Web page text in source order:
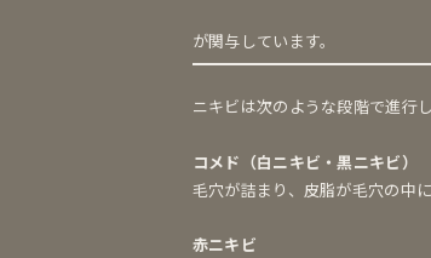
が関与しています。
ニキビは次のような段階で進行し
コメド（白ニキビ・黒ニキビ）
毛穴が詰まり、皮脂が毛穴の中
赤ニキビ